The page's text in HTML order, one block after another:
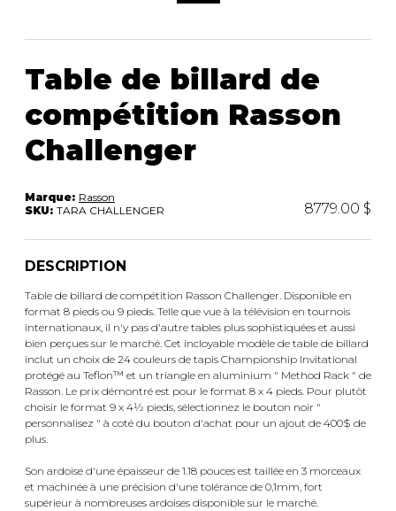
Table de billard de
compétition Rasson
Challenger
Marque: Rasson
SKU: TARA CHALLENGER 8779.00 $
DESCRIPTION
Table de billard de compétition Rasson Challenger. Disponible en
format 8 pieds ou 9 pieds. Telle que vue à la télévision en tournois
internationaux, il n'y pas d'autre tables plus sophistiquées et aussi
bien perçues sur le marché. Cet incloyable modèle de table de billard
inclut un choix de 24 couleurs de tapis Championship Invitational
protégé au Teflon™ et un triangle en aluminium " Method Rack " de
Rasson. Le prix démontré est pour le format 8 x 4 pieds. Pour plutôt
choisir le format 9 x 4½ pieds, sélectionnez le bouton noir "
personnalisez " à coté du bouton d'achat pour un ajout de 400$ de
plus.
Son ardoise d'une épaisseur de 1.18 pouces est taillée en 3 morceaux
et machinée à une précision d'une tolérance de 0,1mm, fort
supérieur à nombreuses ardoises disponible sur le marché.